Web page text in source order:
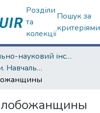
Розділи
та
колекції
Пошук за
критеріями
Навчально-науковий інститут "Каразінський інститут міжнародних відносин та туристичного бізнесу"
Наукові роботи. Навчально-науковий інститут "Каразінський інститут міжнародних відносин та туристичного бізнесу"